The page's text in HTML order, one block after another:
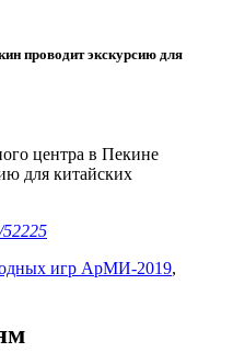
проводит экскурсию для
центра в Пекине
для китайских
игр АрМИ-2019,